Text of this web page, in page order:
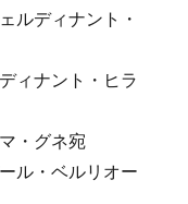
ルディナント・
ィナント・ヒラ
・グネ宛
ル・ベルリオー